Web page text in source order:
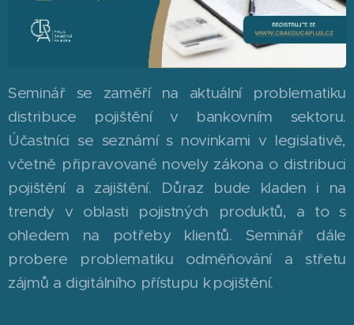
Seminář se zaměří na aktuální problematiku
distribuce pojištění v bankovním sektoru.
Účastníci se seznámí s novinkami v legislativě,
včetně připravované novely zákona o distribuci
pojištění a zajištění. Důraz bude kladen i na
trendy v oblasti pojistných produktů, a to s
ohledem na potřeby klientů. Seminář dále
probere problematiku odměňování a střetu
zájmů a digitálního přístupu k pojištění.